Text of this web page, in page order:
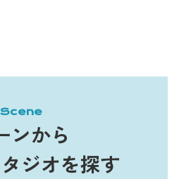
Scene
ンから
ジオを探す